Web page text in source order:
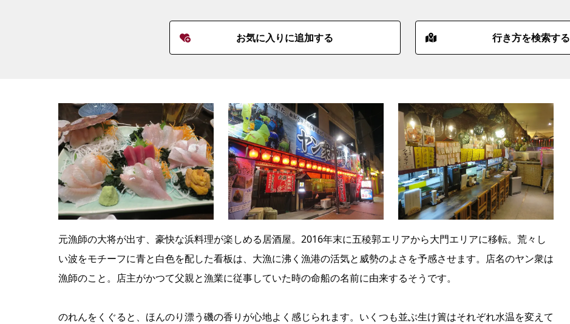
お気に入りに追加する 行き方を検索する
元漁師の大将が出す、豪快な浜料理が楽しめる居酒屋。2016年末に五稜郭エリアから大門エリアに移転。荒々し
い波をモチーフに青と白色を配した看板は、大漁に沸く漁港の活気と威勢のよさを予感させます。店名のヤン衆は
漁師のこと。店主がかつて父親と漁業に従事していた時の命船の名前に由来するそうです。
のれんをくぐると、ほんのり漂う磯の香りが心地よく感じられます。いくつも並ぶ生け簀はそれぞれ水温を変えて